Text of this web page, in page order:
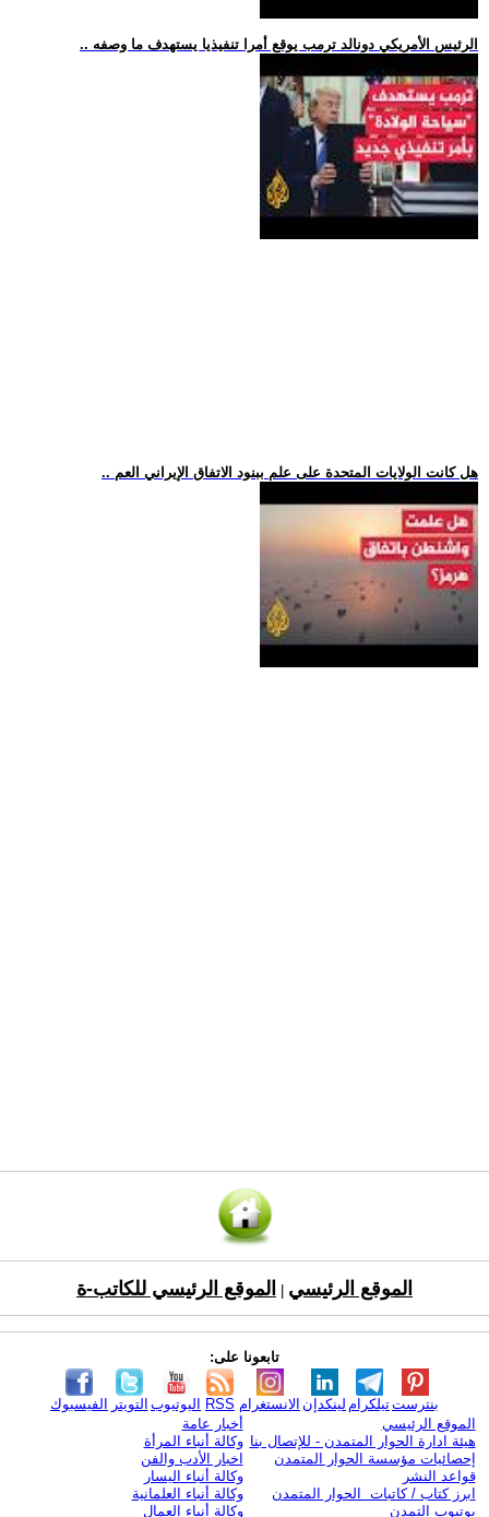
.. الرئيس الأمريكي دونالد ترمب يوقع أمرا تنفيذيا يستهدف ما وصفه
.. هل كانت الولايات المتحدة على علم ببنود الاتفاق الإيراني العم
الموقع الرئيسي الموقع الرئيسي للكاتب-ة
تابعونا على:
الفيسبوك التويتر اليوتيوب RSS الانستغرام لينكدإن تيلكرامبنترست
الموقع الرئيسي
هيئة ادارة الحوار المتمدن - للإتصال بنا
إحصائيات مؤسسة الحوار المتمدن
قواعد النشر
ابرز كتاب / كاتبات الحوار المتمدن
يوتيوب التمدن
أخبار عامة
وكالة أنباء المرأة
اخبار الأدب والفن
وكالة أنباء اليسار
وكالة أنباء العلمانية
وكالة أنباء العمال